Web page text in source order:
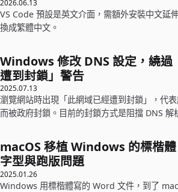
2026.06.13
VS Code 預設是英文介面，需額外安裝中文延
換成繁體中文。
Windows 修改 DNS 設定，繞過
遭到封鎖」警告
2025.07.13
瀏覽網站時出現「此網域已經遭到封鎖」，代
而被政府封鎖。目前的封鎖方式是阻擋 DNS 解
macOS 移植 Windows 的標楷
字型與跑版問題
2025.01.26
Windows 用標楷體寫的 Word 文件，到了